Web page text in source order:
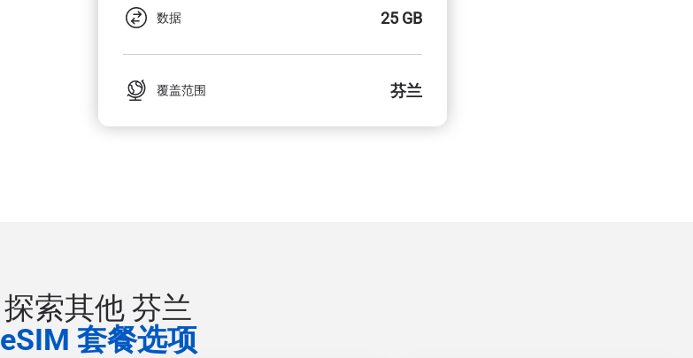
数据 25 GB
覆盖范围 芬兰
探索其他 芬兰
eSIM 套餐选项